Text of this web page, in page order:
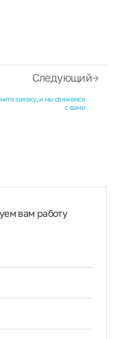
Следующий
заявку, и мы свяжемся
с вами
вам работу